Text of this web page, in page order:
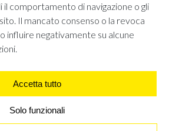
il comportamento di navigazione o gli
Il mancato consenso o la revoca
influire negativamente su alcune
Accetta tutto
Solo funzionali
COOKIE POLICY
Angelo Filippetti 24, 20122 Milano.
10405840967